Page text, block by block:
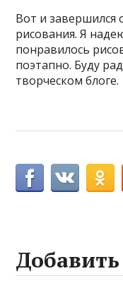
Вот и завершился
рисования. Я
понравилось
поэтапно. Буду
творческом блоге.